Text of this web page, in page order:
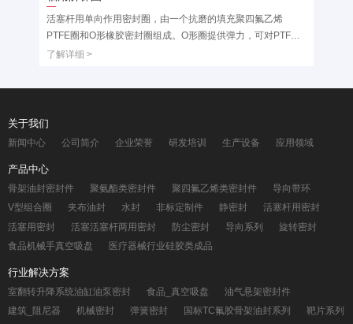
活塞杆用单向作用密封圈，由一个抗磨的填充聚四氟乙烯
PTFE圈和O形橡胶密封圈组成。O形圈提供弹力，可对PTFE
阶梯圈的磨损起补偿作用，只具有单向密封效果。适用于液压
了解详细 >
关于我们
新闻中心 公司简介 企业荣誉 研发培训 生产设备 应用领域
产品中心
骨架油封密封件 聚氨酯类密封件 聚四氟乙烯类密封件
导向带环
V型组合圈
夹布油封 水封 非标定制件 静密封
活塞杆用密封
活塞用密封
活塞活塞杆两用密封 防尘密封 导向系列
旋转密封
食品机械手真空吸盘
医疗器械行业硅胶类成品
行业解决方案
室翻转升降系统油缸油泵密封 食品_真空吸盘
油气悬架密封件
建筑_阻尼器
机械密封 弹簧密封 国标TC氟胶骨架油封系列 靶片系列